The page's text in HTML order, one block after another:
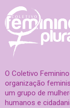
O Coletivo
organização
um grupo de
humanos e